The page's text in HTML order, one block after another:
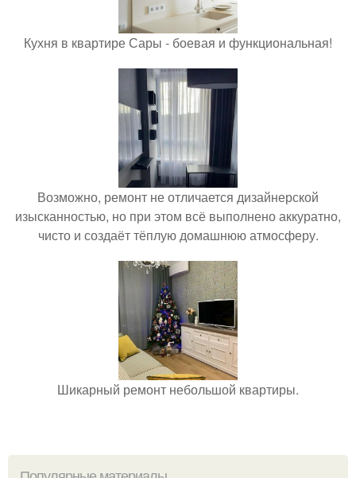
Кухня в квартире Сары - боевая и функциональная!
Возможно, ремонт не отличается дизайнерской
изысканностью, но при этом всё выполнено аккуратно,
чисто и создаёт тёплую домашнюю атмосферу.
Шикарный ремонт небольшой квартиры.